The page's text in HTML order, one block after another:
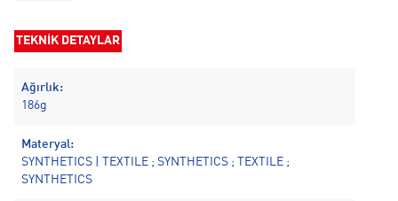
TEKNİK DETAYLAR
Ağırlık:
186g
Materyal:
SYNTHETICS | TEXTILE ; SYNTHETICS ; TEXTILE ;
SYNTHETICS